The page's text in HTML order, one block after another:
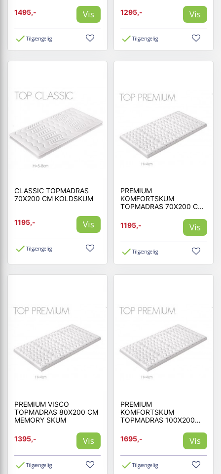
1495,- Vis
Tilgængelig
1295,- Vis
Tilgængelig
CLASSIC TOPMADRAS
70X200 CM KOLDSKUM
1195,- Vis
Tilgængelig
PREMIUM
KOMFORTSKUM
TOPMADRAS 70X200 CM
1195,-
Vis
Tilgængelig
PREMIUM VISCO
TOPMADRAS 80X200 CM
MEMORY SKUM
1395,- Vis
Tilgængelig
PREMIUM
KOMFORTSKUM
TOPMADRAS 100X200
1695,-
Vis
Tilgængelig